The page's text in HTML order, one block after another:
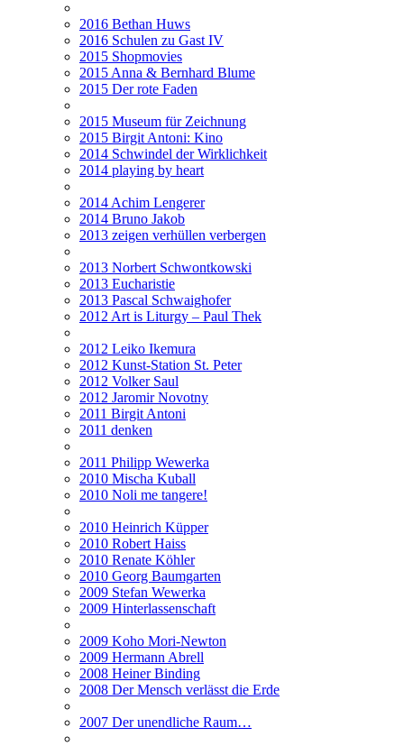
2016 Bethan Huws
2016 Schulen zu Gast IV
2015 Shopmovies
2015 Anna & Bernhard Blume
2015 Der rote Faden
2015 Museum für Zeichnung
2015 Birgit Antoni: Kino
2014 Schwindel der Wirklichkeit
2014 playing by heart
2014 Achim Lengerer
2014 Bruno Jakob
2013 zeigen verhüllen verbergen
2013 Norbert Schwontkowski
2013 Eucharistie
2013 Pascal Schwaighofer
2012 Art is Liturgy – Paul Thek
2012 Leiko Ikemura
2012 Kunst-Station St. Peter
2012 Volker Saul
2012 Jaromir Novotny
2011 Birgit Antoni
2011 denken
2011 Philipp Wewerka
2010 Mischa Kuball
2010 Noli me tangere!
2010 Heinrich Küpper
2010 Robert Haiss
2010 Renate Köhler
2010 Georg Baumgarten
2009 Stefan Wewerka
2009 Hinterlassenschaft
2009 Koho Mori-Newton
2009 Hermann Abrell
2008 Heiner Binding
2008 Der Mensch verlässt die Erde
2007 Der unendliche Raum…